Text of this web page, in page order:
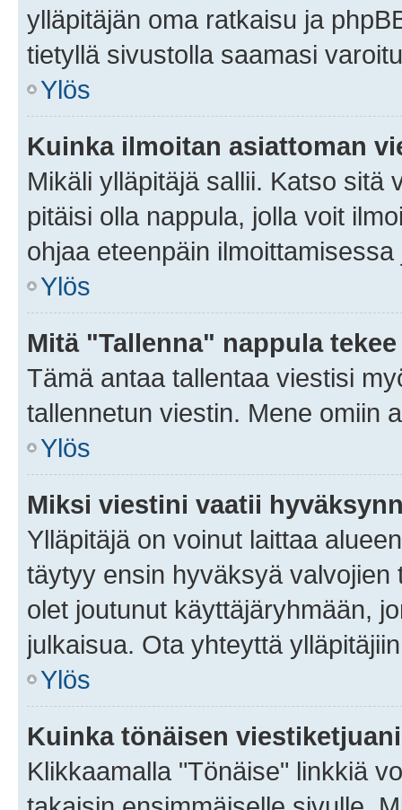
ylläpitäjän oma ratkaisu ja
tietyllä sivustolla saamasi
Ylös
Kuinka ilmoitan asiattoman
Mikäli ylläpitäjä sallii. Katso sitä
pitäisi olla nappula, jolla voit
ohjaa eteenpäin
Ylös
Mitä "Tallenna" nappula
Tämä antaa tallentaa viestisi
tallennetun viestin. Mene omiin
Ylös
Miksi viestini vaatii
Ylläpitäjä on voinut laittaa
täytyy ensin hyväksyä
olet joutunut käyttäjäryhmään,
julkaisua. Ota yhteyttä
Ylös
Kuinka tönäisen
Klikkaamalla "Tönäise" linkkiä